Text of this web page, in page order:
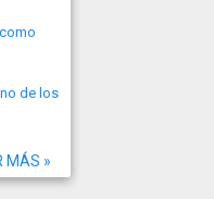
de los
MÁS »